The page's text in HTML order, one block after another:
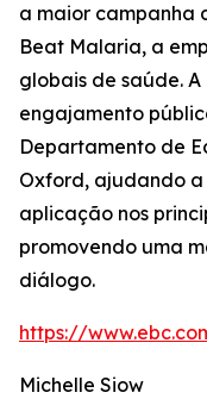
a maior campanha
Beat Malaria, a
globais de saúde.
engajamento
Departamento de
Oxford, ajudando
aplicação nos
promovendo uma
diálogo.
https://
Michelle Siow